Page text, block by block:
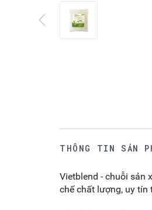
THÔNG TIN SẢN
Vietblend - chuỗi sản
chế chất lượng, uy tín